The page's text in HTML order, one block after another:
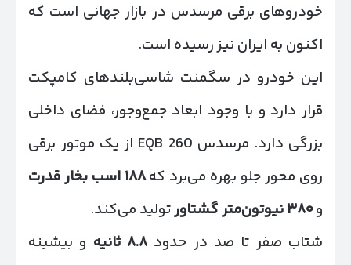
خودروهای برقی مرسدس در بازار جهانی است که
اکنون به ایران نیز رسیده است.
این خودرو در سگمنت شاسی‌بلندهای کامپکت
قرار دارد و با وجود ابعاد جمع‌وجور، فضای داخلی
بزرگی دارد. مرسدس EQB 260 از یک موتور برقی
روی محور جلو بهره می‌برد که۱۸۸ اسب بخار قدرت
و۳۸۰نیوتون‌متر گشتاورتولید می‌کند.
شتاب صفر تا صد در حدود۸.۸ ثانیه و بیشینه